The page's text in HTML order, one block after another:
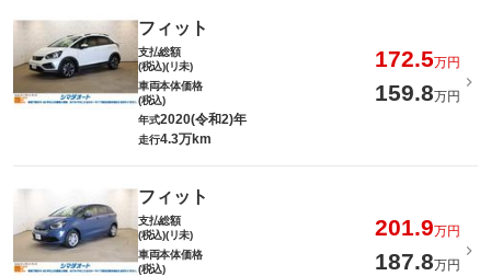
フィット
支払総額
(税込)(リ未)
172.5万円
車両本体価格
(税込)
159.8万円
年式2020(令和2)年
走行4.3万km
フィット
支払総額
(税込)(リ未)
201.9万円
車両本体価格
(税込)
187.8万円